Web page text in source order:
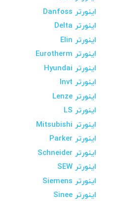
اینورتر Danfoss
اینورتر Delta
اینورتر Elin
اینورتر Eurotherm
اینورتر Hyundai
اینورتر Invt
اینورتر Lenze
اینورتر LS
اینورتر Mitsubishi
اینورتر Parker
اینورتر Schneider
اینورتر SEW
اینورتر Siemens
اینورتر Sinee